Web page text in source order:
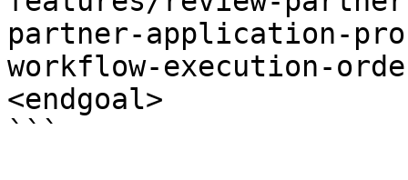
partner-application-
workflow-execution-
<endgoal>
```